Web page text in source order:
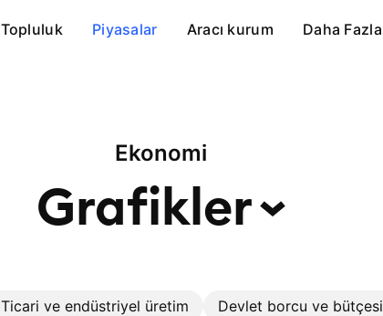
Topluluk Piyasalar Aracı kurum Daha Fazla
Ekonomi
Grafikler
Ticari ve endüstriyel üretim Devlet borcu ve bütçesi